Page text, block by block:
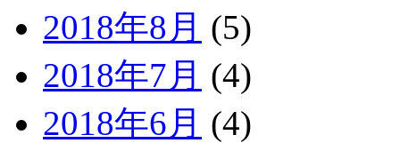
2018年8月 (5)
2018年7月 (4)
2018年6月 (4)